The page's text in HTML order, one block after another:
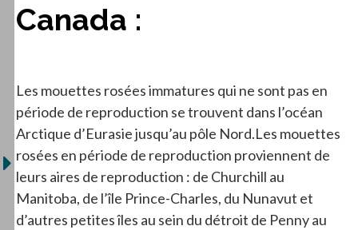
Canada :
Les mouettes rosées immatures qui ne sont pas en
période de reproduction se trouvent dans l’océan
Arctique d’Eurasie jusqu’au pôle Nord.Les mouettes
rosées en période de reproduction proviennent de
leurs aires de reproduction : de Churchill au
Manitoba, de l’île Prince-Charles, du Nunavut et
d’autres petites îles au sein du détroit de Penny au